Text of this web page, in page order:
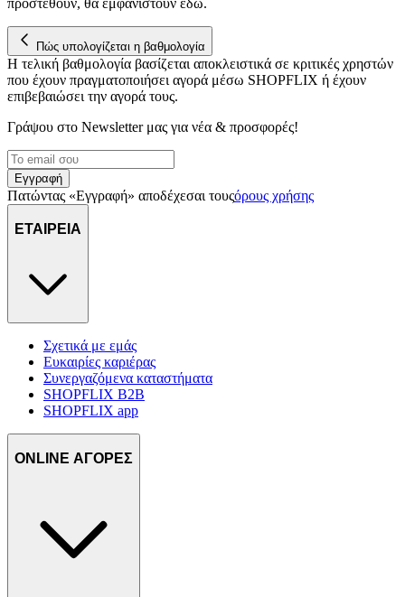
στη συσκευή σας, με σκοπό την προβολή εξατομικευμένων
διαφημίσεων και περιεχομένου, τις μετρήσεις σχετικά με
διαφημίσεις και περιεχόμενο, την καλύτερη εικόνα του κοινού
μας και την ανάπτυξη προϊόντων. Επίσης, κοινοποιούμε
πληροφορίες σχετικά με την από μέρους σας χρήση της
τοποθεσίας μας στους συνεργάτες μέσων κοινωνικής
δικτύωσης, διαφημίσεων και ανάλυσης.
προστεθούν, θα εμφανιστούν εδώ.
Πώς υπολογίζεται η βαθμολογία
Η τελική βαθμολογία βασίζεται αποκλειστικά σε κριτικές χρηστών
που έχουν πραγματοποιήσει αγορά μέσω SHOPFLIX ή έχουν
επιβεβαιώσει την αγορά τους.
Γράψου στο Νewsletter μας για νέα & προσφορές!
Εγγραφή
Πατώντας «Εγγραφή» αποδέχεσαι τουςόρους χρήσης
ΕΤΑΙΡΕΙΑ
Σχετικά με εμάς
Ευκαιρίες καριέρας
Συνεργαζόμενα καταστήματα
SHOPFLIX B2B
SHOPFLIX app
ONLINE ΑΓΟΡΕΣ